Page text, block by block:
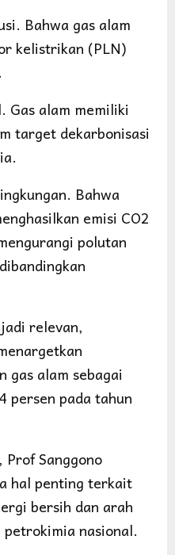
Bahwa gas alam
kelistrikan (PLN)
Gas alam memiliki
target dekarbonisasi
Bahwa
emisi CO2
polutan
relevan,
gas alam sebagai
persen pada tahun
Sanggono
hal penting terkait
bersih dan arah
nasional.